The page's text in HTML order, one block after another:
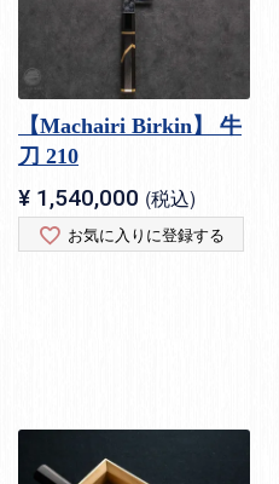
【Machairi Birkin】 牛
刀 210
¥ 1,540,000 税込
お気に入りに登録する